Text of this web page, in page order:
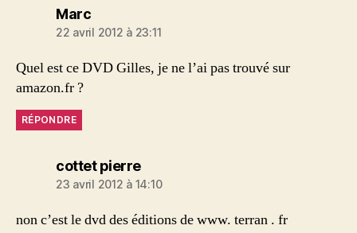
Marcdit :
22 avril 2012 à 23:11
Quel est ce DVD Gilles, je ne l’ai pas trouvé sur
amazon.fr ?
RÉPONDRE
cottet pierredit :
23 avril 2012 à 14:10
non c’est le dvd des éditions de www. terran . fr